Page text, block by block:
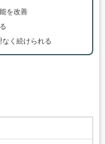
を改善
く続けられる